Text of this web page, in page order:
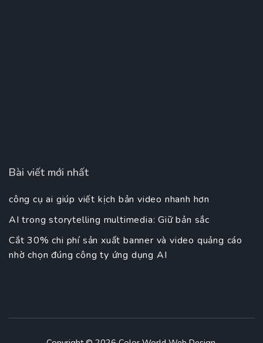
Bài viết mới nhất
công cụ ai giúp viết kịch bản video nhanh hơn
AI trong storytelling multimedia: Giữ bản sắc
Cắt 30% chi phí sản xuất banner và video quảng cáo
nhờ chọn đúng công ty ứng dụng AI